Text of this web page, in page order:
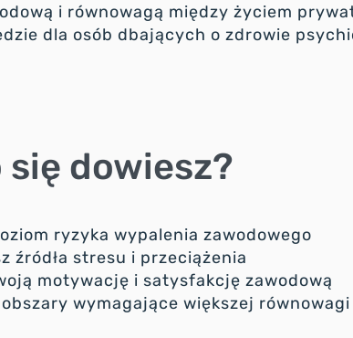
i równowagą między życiem
dla osób dbających o zdrowie
się dowiesz?
ryzyka wypalenia zawodowego
źródła stresu i przeciążenia
motywację i satysfakcję zawodową
obszary wymagające większej równowagi